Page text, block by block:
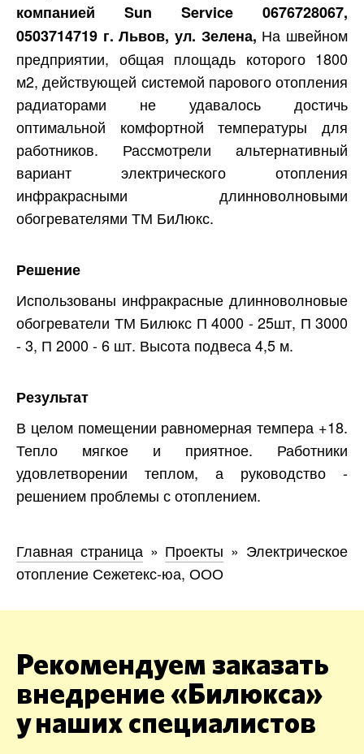
компанией Sun Service 0676728067,
0503714719 г. Львов, ул. Зелена, На швейном
предприятии, общая площадь которого 1800
м2, действующей системой парового отопления
радиаторами не удавалось достичь
оптимальной комфортной температуры для
работников. Рассмотрели альтернативный
вариант электрического отопления
инфракрасными длинноволновыми
обогревателями ТМ БиЛюкс.
Решение
Использованы инфракрасные длинноволновые
обогреватели ТМ Билюкс П 4000 - 25шт, П 3000
- 3, П 2000 - 6 шт. Высота подвеса 4,5 м.
Результат
В целом помещении равномерная темпера +18.
Тепло мягкое и приятное. Работники
удовлетворении теплом, а руководство -
решением проблемы с отоплением.
Главная страница» Проекты » Электрическое
отопление Сежетекс-юа, ООО
Рекомендуем заказать
внедрение «Билюкса»
у наших специалистов